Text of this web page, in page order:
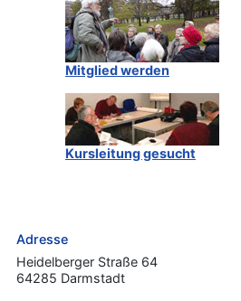
Mitglied werden
Kursleitung gesucht
Adresse
Heidelberger Straße 64
64285 Darmstadt